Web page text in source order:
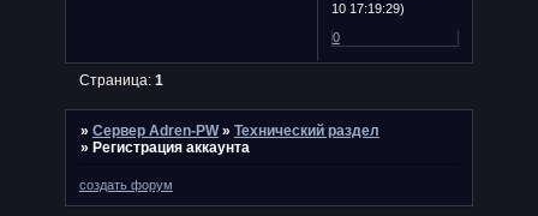
10 17:19:29)
0
Страница: 1
» Сервер Adren-PW » Технический раздел
» Регистрация аккаунта
создать форум